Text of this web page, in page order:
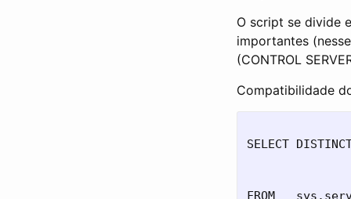
O script se divide
importantes
(CONTROL
Compatibilidade
SELECT
FROM